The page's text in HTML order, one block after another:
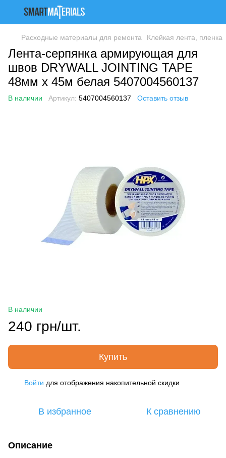
Расходные материалы для ремонта Клейкая лента, пленка
Лента-серпянка армирующая для
швов DRYWALL JOINTING TAPE
48мм х 45м белая 5407004560137
В наличии Артикул: 5407004560137 Оставить отзыв
В наличии
240 грн/шт.
Купить
Войти для отображения накопительной скидки
В избранное К сравнению
Описание